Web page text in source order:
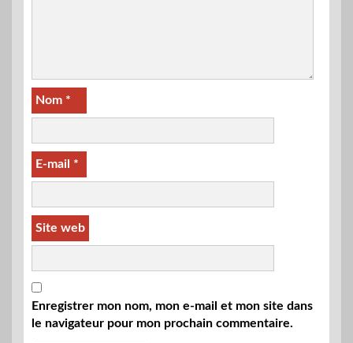
Nom *
E-mail *
Site web
Enregistrer mon nom, mon e-mail et mon site dans
le navigateur pour mon prochain commentaire.